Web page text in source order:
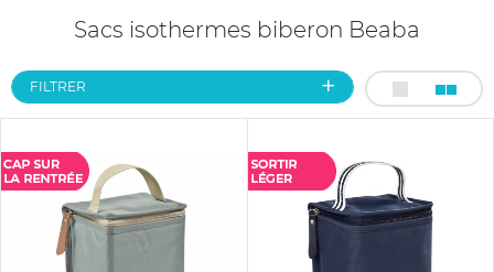
Sacs isothermes biberon Beaba
FILTRER